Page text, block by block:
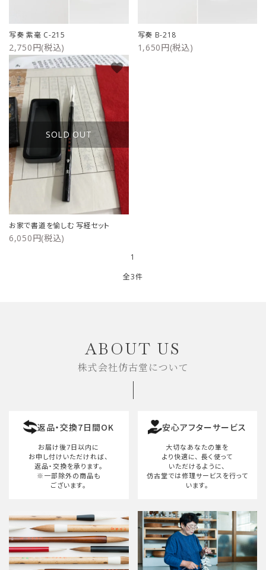
プライバシーポリシー
特定商取引法について
お問い合わせ
写奏 紫毫 C-215
2,750円(税込)
写奏 B-218
1,650円(税込)
SOLD OUT
お家で書道を愉しむ 写経セット
6,050円(税込)
favorite
1
全3件
検索する
ABOUT US
株式会社仿古堂について
返品・交換7日間OK
お届け後7日以内に
お申し付けいただければ、
返品・交換を承ります。
※一部除外の商品も
ございます。
安心アフターサービス
大切なあなたの筆を
より快適に、 長く使って
いただけるように、
仿古堂では修理サービスを行って
います。